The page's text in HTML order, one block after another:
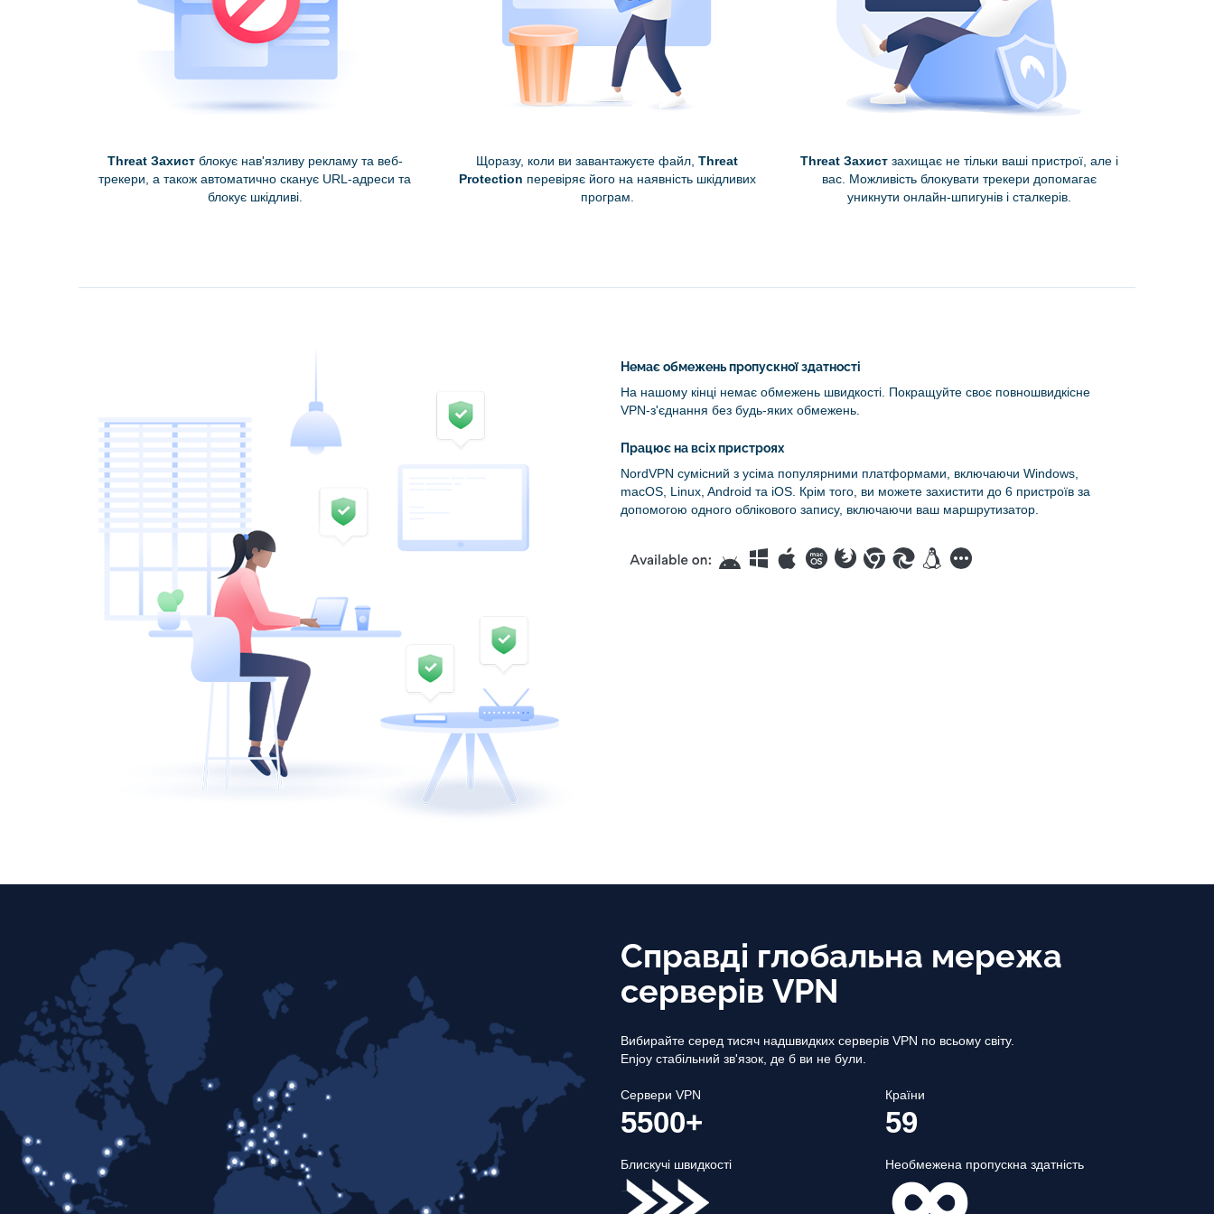
Threat Захистблокує нав'язливу рекламу та веб-
трекери, а також автоматично сканує URL-адреси та
блокує шкідливі.
Щоразу, коли ви завантажуєте файл, Threat
Protection перевіряє його на наявність шкідливих
програм.
Threat Захист захищає не тільки ваші пристрої, але і
вас. Можливість блокувати трекери допомагає
уникнути онлайн-шпигунів і сталкерів.
Немає обмежень пропускної здатності
На нашому кінці немає обмежень швидкості. Покращуйте своє повношвидкісне
VPN-з'єднання без будь-яких обмежень.
Працює на всіх пристроях
NordVPN сумісний з усіма популярними платформами, включаючи Windows,
macOS, Linux, Android та iOS. Крім того, ви можете захистити до 6 пристроїв за
допомогою одного облікового запису, включаючи ваш маршрутизатор.
Справді глобальна мережа
серверів VPN
Вибирайте серед тисяч надшвидких серверів VPN по всьому світу.
Enjoy стабільний зв'язок, де б ви не були.
Сервери VPN
5500+
Країни
59
Блискучі швидкості Необмежена пропускна здатність